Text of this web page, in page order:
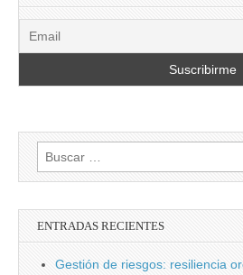
Buscar:
ENTRADAS RECIENTES
Gestión de riesgos: resiliencia